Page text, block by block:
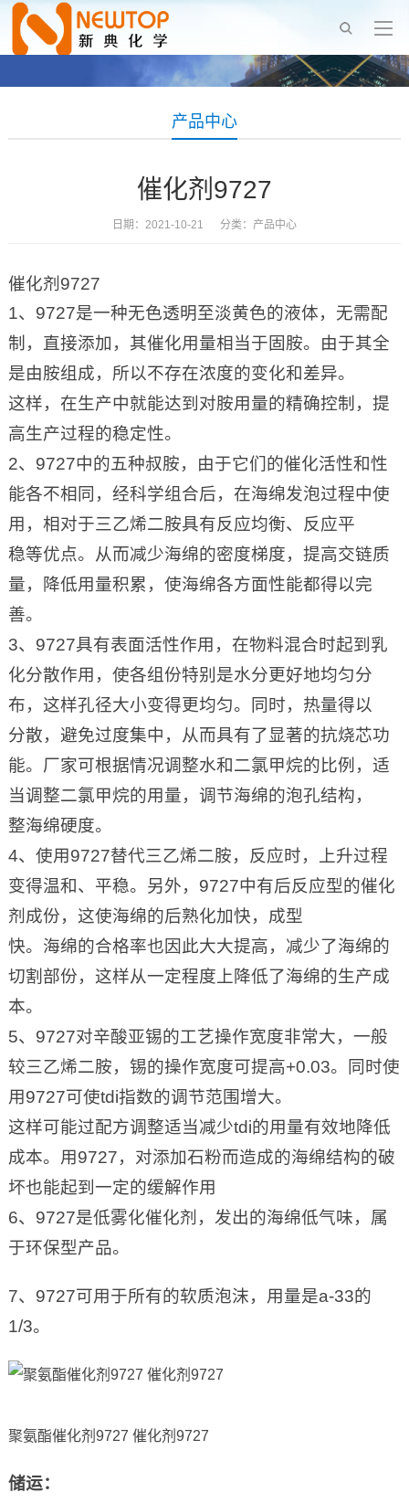
产品中心
催化剂9727
日期：2021-10-21 分类： 产品中心
催化剂9727
1、9727是一种无色透明至淡黄色的液体，无需配
制，直接添加，其催化用量相当于固胺。由于其全
是由胺组成，所以不存在浓度的变化和差异。
这样，在生产中就能达到对胺用量的精确控制，提
高生产过程的稳定性。
2、9727中的五种叔胺，由于它们的催化活性和性
能各不相同，经科学组合后，在海绵发泡过程中使
用，相对于三乙烯二胺具有反应均衡、反应平
稳等优点。从而减少海绵的密度梯度，提高交链质
量，降低用量积累，使海绵各方面性能都得以完
善。
3、9727具有表面活性作用，在物料混合时起到乳
化分散作用，使各组份特别是水分更好地均匀分
布，这样孔径大小变得更均匀。同时，热量得以
分散，避免过度集中，从而具有了显著的抗烧芯功
能。厂家可根据情况调整水和二氯甲烷的比例，适
当调整二氯甲烷的用量，调节海绵的泡孔结构，
整海绵硬度。
4、使用9727替代三乙烯二胺，反应时，上升过程
变得温和、平稳。另外，9727中有后反应型的催化
剂成份，这使海绵的后熟化加快，成型
快。海绵的合格率也因此大大提高，减少了海绵的
切割部份，这样从一定程度上降低了海绵的生产成
本。
5、9727对辛酸亚锡的工艺操作宽度非常大，一般
较三乙烯二胺，锡的操作宽度可提高+0.03。同时使
用9727可使tdi指数的调节范围增大。
这样可能过配方调整适当减少tdi的用量有效地降低
成本。用9727，对添加石粉而造成的海绵结构的破
坏也能起到一定的缓解作用
6、9727是低雾化催化剂，发出的海绵低气味，属
于环保型产品。
7、9727可用于所有的软质泡沫，用量是a-33的
1/3。
聚氨酯催化剂9727 催化剂9727
储运：